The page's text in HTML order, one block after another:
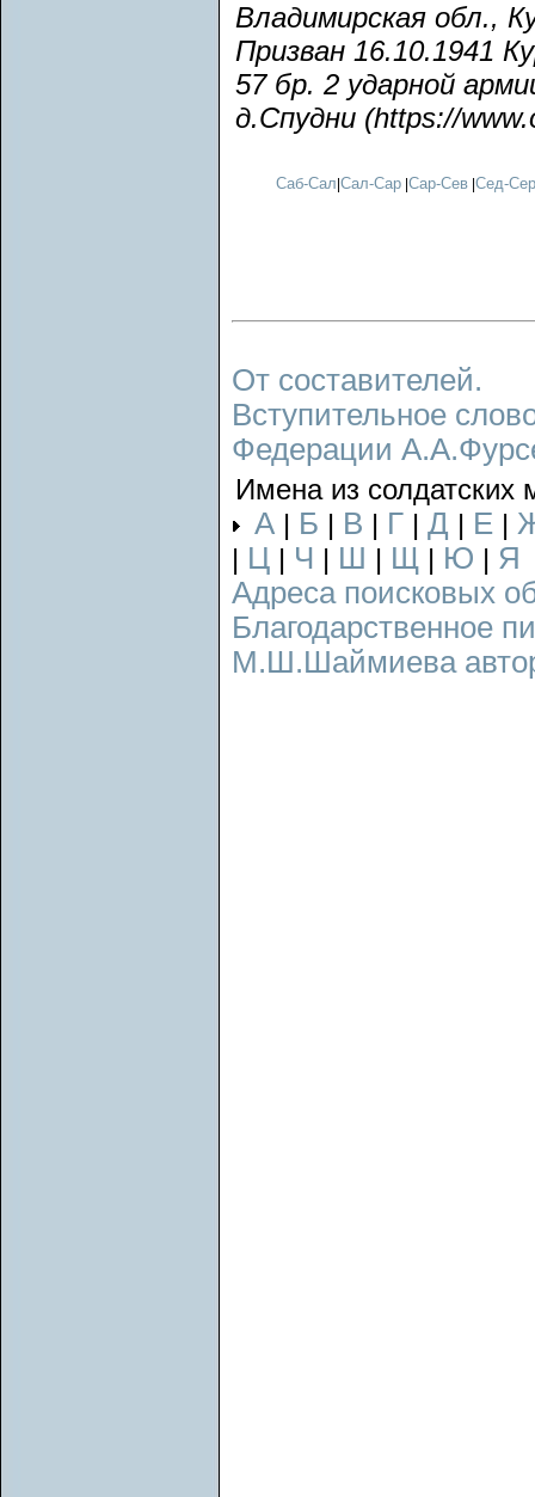
Владимирская обл.,
Призван 16.10.1941
57 бр. 2 ударной
д.Спудни (https://
Саб-Сал Сал-Сар| Сар-Сев| Сед-Сер
От составителей.
Вступительное
Федерации
Имена из солдатских
А | Б | В | Г | Д | Е |
| Ц | Ч | Ш | Щ | Ю | Я
Адреса поисковых
Благодарственное
М.Ш.Шаймиева